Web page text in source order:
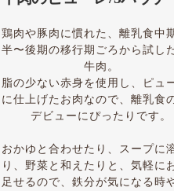
鶏肉や豚肉に慣れた、離乳食中
半〜後期の移行期ごろから試し
牛肉。
脂の少ない赤身を使用し、ピュ
に仕上げたお肉なので、離乳食
デビューにぴったりです。
おかゆと合わせたり、スープに
り、野菜と和えたりと、気軽に
足せるので、鉄分が気になる時